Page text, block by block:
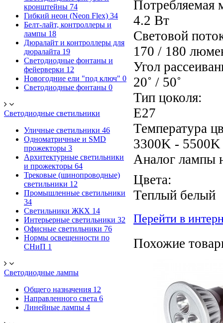
кронштейны 74
Гибкий неон (Neon Flex) 34
Белт-лайт, контроллеры и
лампы 18
Дюралайт и контроллеры для
дюралайта 19
Светодиодные фонтаны и
фейерверки 12
Новогодние ели "под ключ" 0
Светодиодные фонтаны 0
Светодиодные светильники
Уличные светильники 46
Одноматричные и SMD
прожекторы 3
Архитектурные светильники
и прожекторы 64
Трековые (шинопроводные)
светильники 12
Промышленные светильники
34
Светильники ЖКХ 14
Интерьерные светильники 32
Офисные светильники 76
Нормы освещенности по
СНиП 1
Светодиодные лампы
Общего назначения 12
Направленного света 6
Линейные лампы 4
Потребляемая
4.2 Вт
Световой
170 / 180
Угол
20˚ / 50˚
Тип цоколя:
E27
Температура
3300K - 5500K
Аналог лампы
Цвета:
Теплый
Перейти в
Похожие